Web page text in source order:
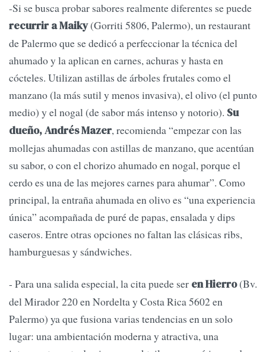
-Si se busca probar sabores realmente diferentes se puede
recurrir a Maiky(Gorriti 5806, Palermo), un restaurant
de Palermo que se dedicó a perfeccionar la técnica del
ahumado y la aplican en carnes, achuras y hasta en
cócteles. Utilizan astillas de árboles frutales como el
manzano (la más sutil y menos invasiva), el olivo (el punto
medio) y el nogal (de sabor más intenso y notorio). Su
dueño, Andrés Mazer, recomienda “empezar con las
mollejas ahumadas con astillas de manzano, que acentúan
su sabor, o con el chorizo ahumado en nogal, porque el
cerdo es una de las mejores carnes para ahumar”. Como
principal, la entraña ahumada en olivo es “una experiencia
única” acompañada de puré de papas, ensalada y dips
caseros. Entre otras opciones no faltan las clásicas ribs,
hamburguesas y sándwiches.
- Para una salida especial, la cita puede ser en Hierro(Bv.
del Mirador 220 en Nordelta y Costa Rica 5602 en
Palermo) ya que fusiona varias tendencias en un solo
lugar: una ambientación moderna y atractiva, una